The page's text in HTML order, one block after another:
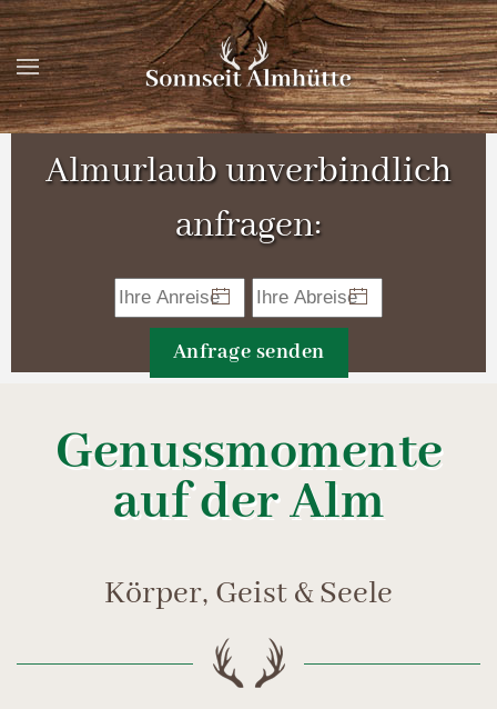
Zum Hauptinhalt springen
Almurlaub unverbindlich
anfragen:
Anfrage senden
Genussmomente
auf der Alm
Körper, Geist & Seele